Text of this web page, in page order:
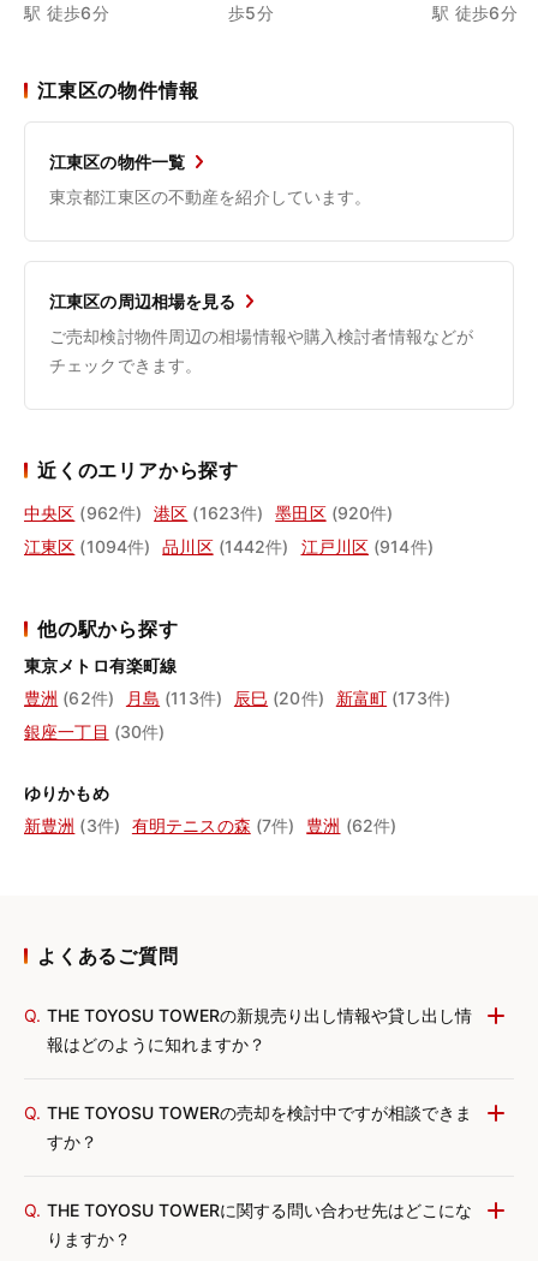
駅 徒歩6分
歩5分
駅 徒歩6分
江東区の物件情報
江東区の物件一覧
東京都江東区の不動産を紹介しています。
江東区の周辺相場を見る
ご売却検討物件周辺の相場情報や購入検討者情報などが
チェックできます。
近くのエリアから探す
中央区 (962件) 港区 (1623件) 墨田区 (920件)
江東区 (1094件) 品川区 (1442件) 江戸川区 (914件)
他の駅から探す
東京メトロ有楽町線
豊洲 (62件) 月島 (113件) 辰巳 (20件) 新富町 (173件)
銀座一丁目 (30件)
ゆりかもめ
新豊洲 (3件) 有明テニスの森 (7件) 豊洲 (62件)
よくあるご質問
Q. THE TOYOSU TOWERの新規売り出し情報や貸し出し情
報はどのように知れますか？
Q. THE TOYOSU TOWERの売却を検討中ですが相談できま
すか？
Q. THE TOYOSU TOWERに関する問い合わせ先はどこにな
りますか？